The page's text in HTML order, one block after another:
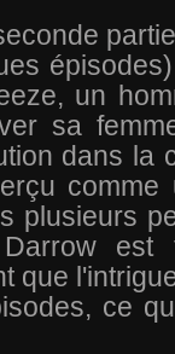
un
sa
dans la
comme
plusieurs
est
que
ce